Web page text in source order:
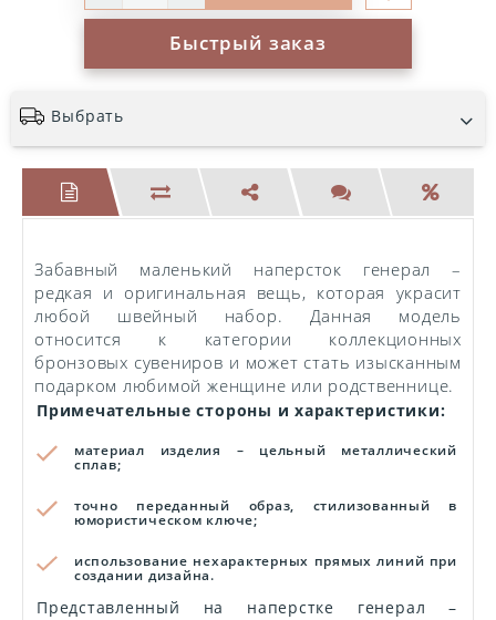
Быстрый заказ
Выбрать
Забавный маленький наперсток генерал –
редкая и оригинальная вещь, которая украсит
любой швейный набор. Данная модель
относится к категории коллекционных
бронзовых сувениров и может стать изысканным
подарком любимой женщине или родственнице.
Примечательные стороны и характеристики:
материал изделия – цельный металлический
сплав;
точно переданный образ, стилизованный в
юмористическом ключе;
использование нехарактерных прямых линий при
создании дизайна.
Представленный на наперстке генерал –